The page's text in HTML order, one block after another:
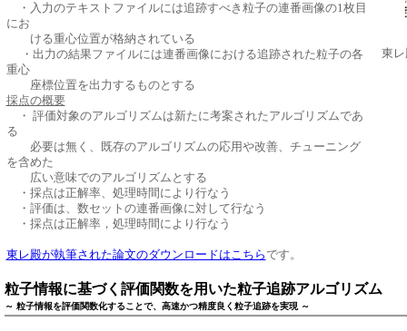
・入力のテキストファイルには追跡すべき粒子の連番画像の1枚目
にお
ける重心位置が格納されている
・出力の結果ファイルには連番画像における追跡された粒子の各
重心
座標位置を出力するものとする
採点の概要
・ 評価対象のアルゴリズムは新たに考案されたアルゴリズムであ
る
必要は無く、既存のアルゴリズムの応用や改善、チューニング
を含めた
広い意味でのアルゴリズムとする
・ 採点は正解率、処理時間により行なう
・ 評価は、数セットの連番画像に対して行なう
・ 採点は正解率，処理時間により行なう
東レ殿が執筆された論文のダウンロードはこちら です。
東
粒子情報に基づく評価関数を用いた粒子追跡アルゴリズム
～ 粒子情報を評価関数化することで、高速かつ精度良く粒子追跡を実現 ～